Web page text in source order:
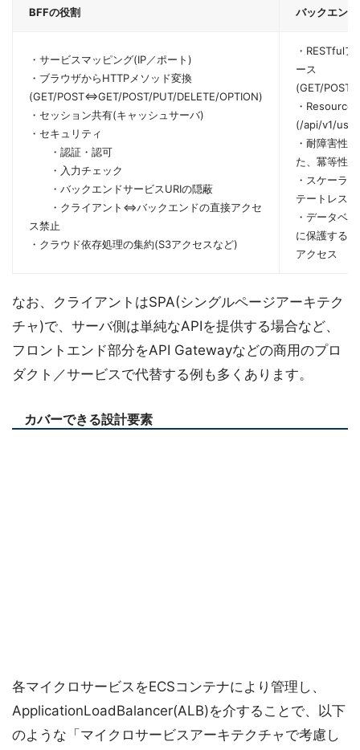
BFFの役割 バックエン
・サービスマッピング(IP／ポート)
・ブラウザからHTTPメソッド変換
(GET/POST⇔GET/POST/PUT/DELETE/OPTION)
・セッション共有(キャッシュサーバ)
・セキュリティ
・認証・認可
・入力チェック
・バックエンドサービスURIの隠蔽
・クライアント⇔バックエンドの直接アクセ
ス禁止
・クラウド依存処理の集約(S3アクセスなど)
・RESTful
ース
(GET/POST/
・Resource
(/api/v1/
・耐障害性
た、冪等性
・スケーラ
テートレス
・データベ
に保護する
アクセス
なお、クライアントはSPA(シングルページアーキテク
チャ)で、サーバ側は単純なAPIを提供する場合など、
フロントエンド部分をAPI Gatewayなどの商用のプロ
ダクト／サービスで代替する例も多くあります。
カバーできる設計要素
各マイクロサービスをECSコンテナにより管理し、
ApplicationLoadBalancer(ALB)を介することで、以下
のような「マイクロサービスアーキテクチャで考慮し